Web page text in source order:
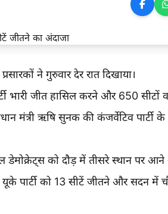
ने गुरुवार देर रात दिखाया।
भारी जीत हासिल करने और 650
मंत्री ऋषि सुनक की कंजर्वेटिव पार्टी
डेमोक्रेट्स को दौड़ में तीसरे स्थान पर
पार्टी को 13 सीटें जीतने और सदन में